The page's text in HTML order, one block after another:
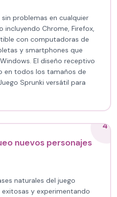
problemas en cualquier
incluyendo Chrome, Firefox,
con computadoras de
y smartphones que
El diseño receptivo
en todos los tamaños de
Sprunki versátil para
4
nuevos personajes
naturales del juego
y experimentando